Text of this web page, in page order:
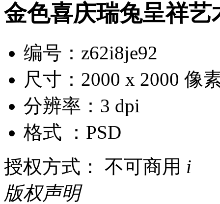
金色喜庆瑞兔呈祥艺
编号：z62i8je92
尺寸：2000 x 2000 像
分辨率：3 dpi
格式 ：PSD
授权方式： 不可商用 i
版权声明